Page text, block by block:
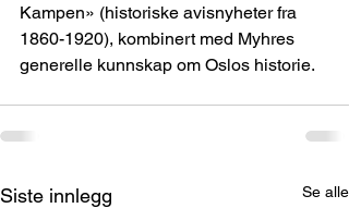
Kampen» (historiske avisnyheter fra
1860-1920), kombinert med Myhres
generelle kunnskap om Oslos historie.
Siste innlegg Se alle